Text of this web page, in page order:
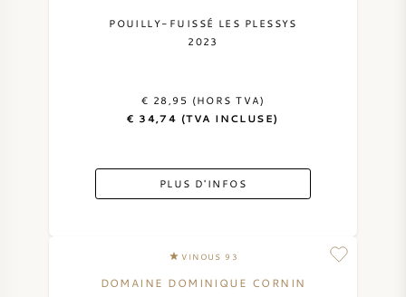
POUILLY-FUISSÉ LES PLESSYS
2023
€ 28,95 (HORS TVA)
€ 34,74 (TVA INCLUSE)
PLUS D'INFOS
VINOUS 93
DOMAINE DOMINIQUE CORNIN